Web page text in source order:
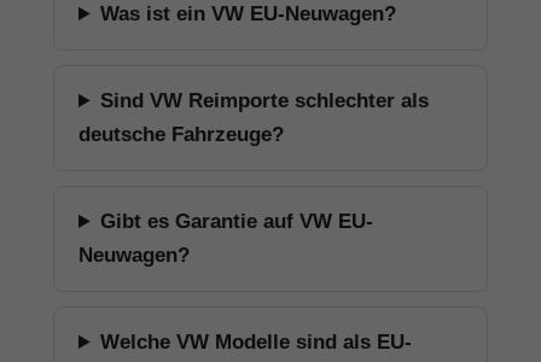
Was ist ein VW EU-Neuwagen?
Sind VW Reimporte schlechter als
deutsche Fahrzeuge?
Gibt es Garantie auf VW EU-
Neuwagen?
Welche VW Modelle sind als EU-